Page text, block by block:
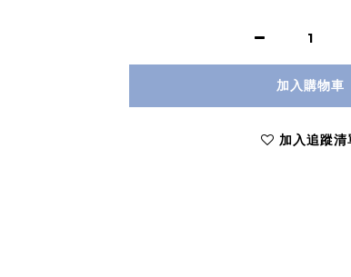
加入購物車
加入追蹤清